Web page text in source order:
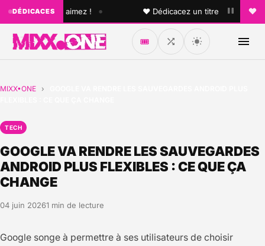
DÉDICACES
que vous aimez ! • ♥ Dédicacez un titre à vos
🎟️
MIXX•ONE ›
TECH
GOOGLE VA RENDRE LES SAUVEGARDES
ANDROID PLUS FLEXIBLES : CE QUE ÇA
CHANGE
04 juin 20261 min de lecture
Google songe à permettre à ses utilisateurs de choisir